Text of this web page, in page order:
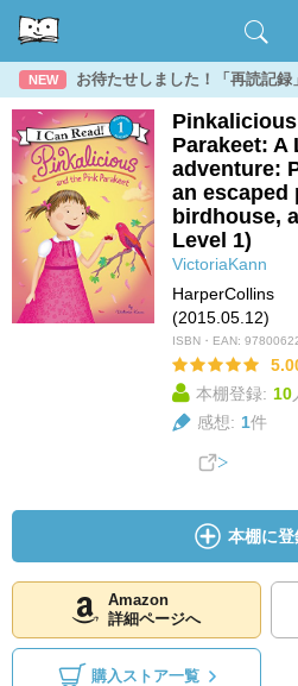
NEW お待たせしました！「再読記録
Parakeet: A
adventure:
an escaped
birdhouse,
Level 1)
VictoriaKann
HarperCollins
(2015.05.12)
ISBN・EAN:
本棚登録: 10
感想: 1件
本棚に登
Amazon
詳細ページへ
購入ストア一覧